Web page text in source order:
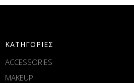
ΚΑΤΗΓΟΡΙΕΣ
ACCESSORIES
MAKEUP